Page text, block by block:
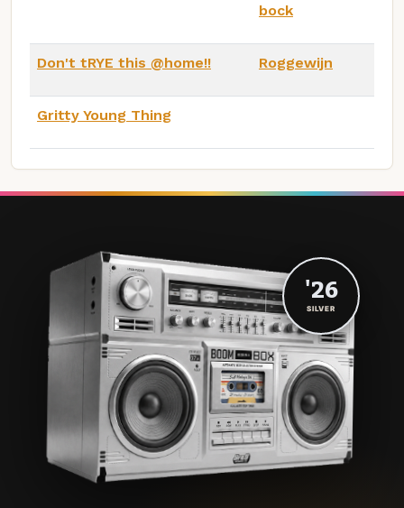
bock
Don't tRYE this @home!! Roggewijn
Gritty Young Thing
'26
SILVER